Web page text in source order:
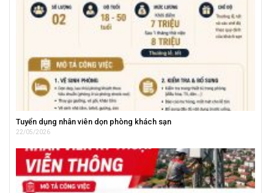
Tuyển dụng nhân viên dọn phòng khách sạn
22/05/2026